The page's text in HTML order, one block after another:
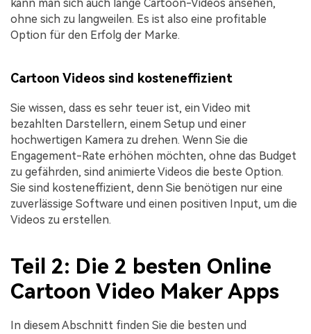
kann man sich auch lange Cartoon-Videos ansehen,
ohne sich zu langweilen. Es ist also eine profitable
Option für den Erfolg der Marke.
Cartoon Videos sind kosteneffizient
Sie wissen, dass es sehr teuer ist, ein Video mit
bezahlten Darstellern, einem Setup und einer
hochwertigen Kamera zu drehen. Wenn Sie die
Engagement-Rate erhöhen möchten, ohne das Budget
zu gefährden, sind animierte Videos die beste Option.
Sie sind kosteneffizient, denn Sie benötigen nur eine
zuverlässige Software und einen positiven Input, um die
Videos zu erstellen.
Teil 2: Die 2 besten Online
Cartoon Video Maker Apps
In diesem Abschnitt finden Sie die besten und